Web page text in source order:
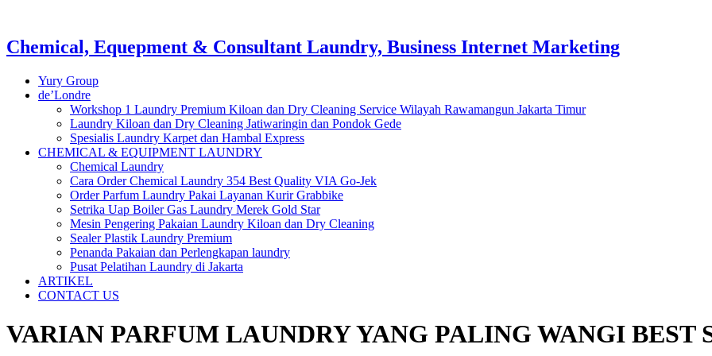
Chemical, Equepment & Consultant Laundry, Business Internet Marketing
Yury Group
de’Londre
Workshop 1 Laundry Premium Kiloan dan Dry Cleaning Service Wilayah Rawamangun Jakarta Timur
Laundry Kiloan dan Dry Cleaning Jatiwaringin dan Pondok Gede
Spesialis Laundry Karpet dan Hambal Express
CHEMICAL & EQUIPMENT LAUNDRY
Chemical Laundry
Cara Order Chemical Laundry 354 Best Quality VIA Go-Jek
Order Parfum Laundry Pakai Layanan Kurir Grabbike
Setrika Uap Boiler Gas Laundry Merek Gold Star
Mesin Pengering Pakaian Laundry Kiloan dan Dry Cleaning
Sealer Plastik Laundry Premium
Penanda Pakaian dan Perlengkapan laundry
Pusat Pelatihan Laundry di Jakarta
ARTIKEL
CONTACT US
VARIAN PARFUM LAUNDRY YANG PALING WANGI BEST